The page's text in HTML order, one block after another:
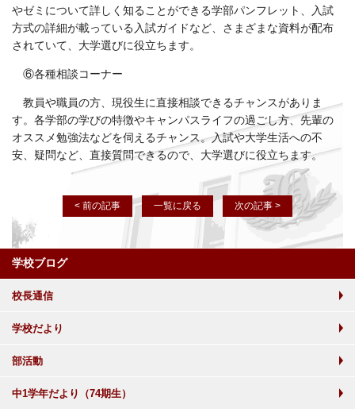
やゼミについて詳しく知ることができる学部パンフレット、入試
方式の詳細が載っている入試ガイドなど、さまざまな資料が配布
されていて、大学選びに役立ちます。
⑥各種相談コーナー
教員や職員の方、現役生に直接相談できるチャンスがありま
す。各学部の学びの特徴やキャンパスライフの過ごし方、先輩の
オススメ勉強法などを伺えるチャンス。入試や大学生活への不
安、疑問など、直接質問できるので、大学選びに役立ちます。
< 前の記事 一覧に戻る 次の記事 >
学校ブログ
校長通信
学校だより
部活動
中1学年だより（74期生）